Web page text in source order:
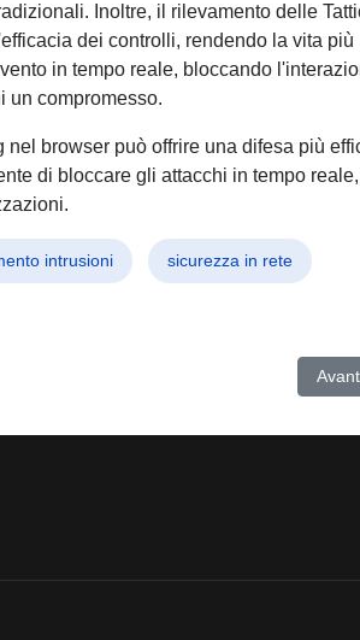
Inoltre, il rilevamento delle
dei controlli, rendendo la vita più
in tempo reale, bloccando
un compromesso.
browser può offrire una difesa più
di bloccare gli attacchi in tempo reale,
intrusioni sicurezza in rete
sfrutta falle Ivanti per colpire il Giappone!